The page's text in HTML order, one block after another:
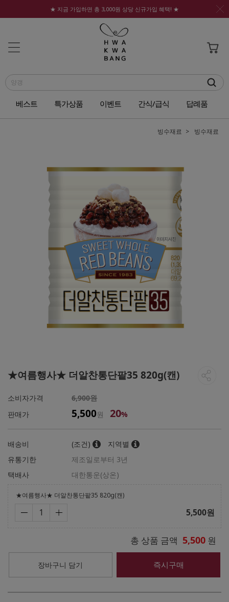
★ 지금 가입하면 총 3,000원 상당 신규가입 혜택! ★
베스트 특가상품 이벤트 간식/급식 답례품
빙수재료 빙수재료
★여름행사★ 더알찬통단팥35 820g(캔)
소비자가격
6,900원
판매가
5,500원 20%
배송비 (조건)
지역별
유통기한
제조일로부터 3년
택배사
대한통운(상온)
★여름행사★ 더알찬통단팥35 820g(캔)
5,500원
총 상품 금액 5,500 원
장바구니 담기 즉시구매